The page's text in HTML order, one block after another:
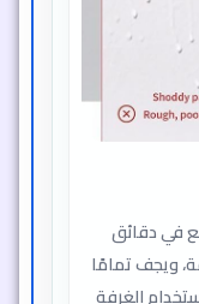
في دقائق
خلال 30 دقيقة، ويجف تمامًا
الغرفة